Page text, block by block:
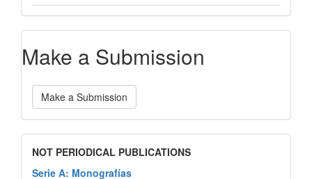
Make a Submission
Make a Submission
NOT PERIODICAL PUBLICATIONS
Serie A: Monografías